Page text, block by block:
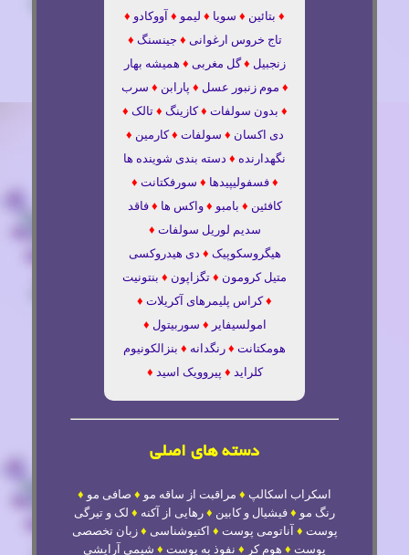
♦ بتائین ♦ سویا ♦ لیمو ♦ آووکادو ♦
تاج خروس ارغوانی ♦ جینسنگ ♦
زنجبیل ♦ گل مغربی ♦ همیشه بهار
♦ موم زنبور عسل ♦ پارابن ♦ سرب
♦ بدون سولفات ♦ کازینگ ♦ تالک ♦
دی اکسان ♦ سولفات ♦ کارمین ♦
نگهدارنده ♦ دسته بندی شوینده ها
♦ فسفولیپیدها ♦ سورفکتانت ♦
کافئین ♦ بامبو ♦ واکس ها ♦ فاقد
سدیم لوریل سولفات ♦
هیگروسکوپیک ♦ دی هیدروکسی
متیل کرومون ♦ تگزاپون ♦ بنتونیت
♦ کراس پلیمرهای آکریلات ♦
امولسیفایر ♦ سوربیتول ♦
هومکتانت ♦ رنگدانه ♦ بنزالکونیوم
کلراید ♦ پیروویک اسید ♦
دسته های اصلی
اسکراب اسکالپ ♦ مراقبت از ساقه مو ♦ صافی مو ♦
رنگ مو ♦ فیشیال و کابین ♦ رهایی از آکنه ♦ لک و تیرگی
پوست ♦ آناتومی پوست ♦ اکتیوشناسی ♦ زبان تخصصی
پوست ♦ هوم کر ♦ نفوذ به پوست ♦ شیمی آرایشی